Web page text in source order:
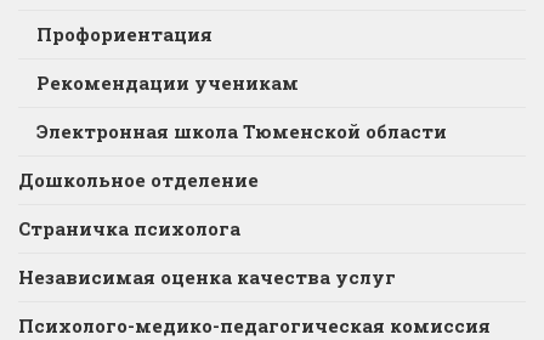
Профориентация
Рекомендации ученикам
Электронная школа Тюменской области
Дошкольное отделение
Страничка психолога
Независимая оценка качества услуг
Психолого-медико-педагогическая комиссия